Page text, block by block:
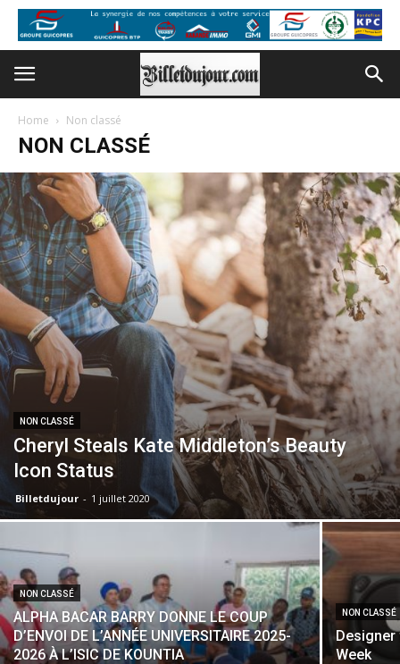
Home Non classé
NON CLASSÉ
NON CLASSÉ
Cheryl Steals Kate Middleton’s Beauty
Icon Status
Billetdujour - 1 juillet 2020
NON CLASSÉ
ALPHA BACAR BARRY DONNE LE COUP
D’ENVOI DE L’ANNÉE UNIVERSITAIRE 2025-
2026 À L’ISIC DE KOUNTIA
NON CLASSÉ
Week